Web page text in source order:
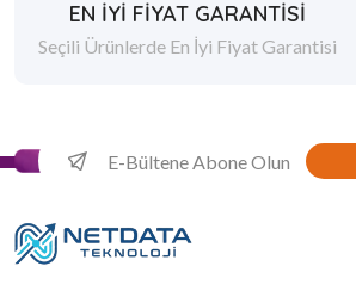
EN İYİ FİYAT GARANTİSİ
Seçili Ürünlerde En İyi Fiyat Garantisi